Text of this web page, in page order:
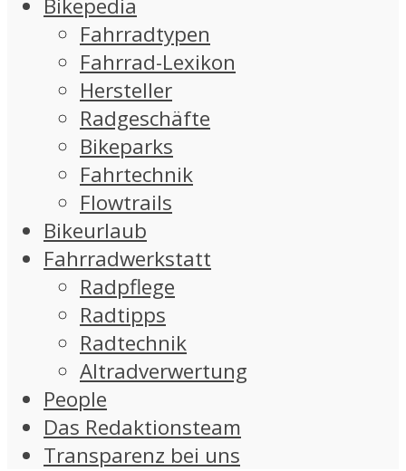
Bikepedia
Fahrradtypen
Fahrrad-Lexikon
Hersteller
Radgeschäfte
Bikeparks
Fahrtechnik
Flowtrails
Bikeurlaub
Fahrradwerkstatt
Radpflege
Radtipps
Radtechnik
Altradverwertung
People
Das Redaktionsteam
Transparenz bei uns